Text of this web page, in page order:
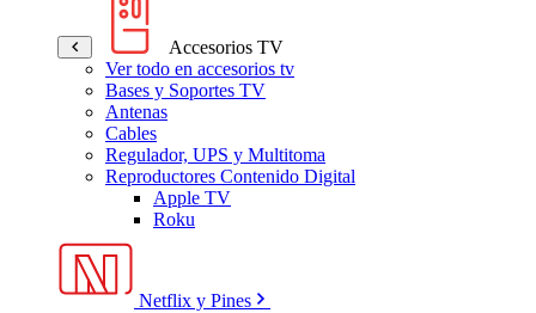
Accesorios TV
Ver todo en accesorios tv
Bases y Soportes TV
Antenas
Cables
Regulador, UPS y Multitoma
Reproductores Contenido Digital
Apple TV
Roku
Netflix y Pines